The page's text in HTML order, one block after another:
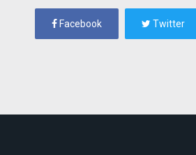
Facebook Twitter